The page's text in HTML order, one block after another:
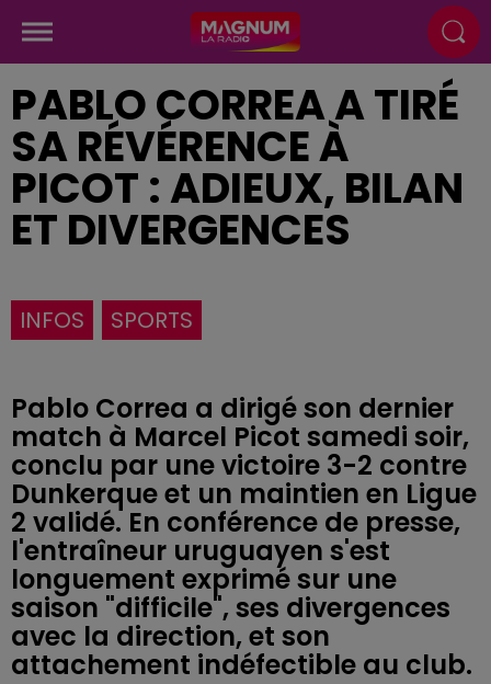
PABLO CORREA A TIRÉ
SA RÉVÉRENCE À
PICOT : ADIEUX, BILAN
ET DIVERGENCES
INFOS SPORTS
Pablo Correa a dirigé son dernier
match à Marcel Picot samedi soir,
conclu par une victoire 3-2 contre
Dunkerque et un maintien en Ligue
2 validé. En conférence de presse,
l'entraîneur uruguayen s'est
longuement exprimé sur une
saison "difficile", ses divergences
avec la direction, et son
attachement indéfectible au club.